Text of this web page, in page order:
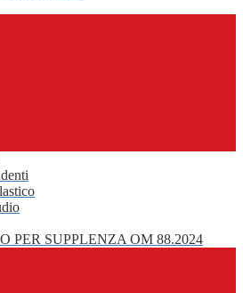
PER SUPPLENZA OM 88.2024